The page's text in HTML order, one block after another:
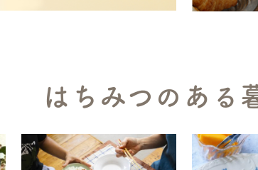
はちみつのある